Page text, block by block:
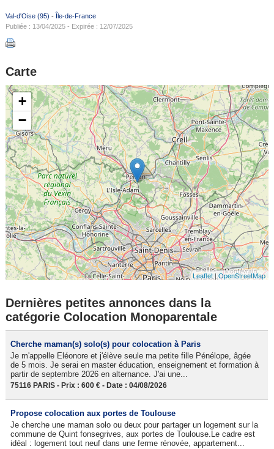
Val-d'Oise (95) - Île-de-France
Publiée : 13/04/2025 - Expirée : 12/07/2025
Carte
+
−
Leaflet|OpenStreetMap
Dernières petites annonces dans la
catégorie Colocation Monoparentale
Cherche maman(s) solo(s) pour colocation à Paris
Je m'appelle Eléonore et j'élève seule ma petite fille Pénélope, âgée
de 5 mois. Je serai en master éducation, enseignement et formation à
partir de septembre 2026 en alternance. J'ai une...
75116 PARIS - Prix : 600 € - Date : 04/08/2026
Propose colocation aux portes de Toulouse
Je cherche une maman solo ou deux pour partager un logement sur la
commune de Quint fonsegrives, aux portes de Toulouse.Le cadre est
idéal : logement tout neuf dans une ferme rénovée, appartement...